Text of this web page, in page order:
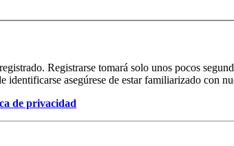
Registrarse tomará solo unos pocos
identificarse asegúrese de estar familiarizado con
de privacidad